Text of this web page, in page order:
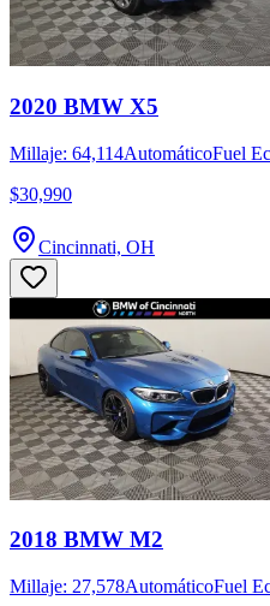
2020 BMW X5
Millaje: 64,114AutomáticoFuel
$30,990
Cincinnati, OH
2018 BMW M2
Millaje: 27,578AutomáticoFuel